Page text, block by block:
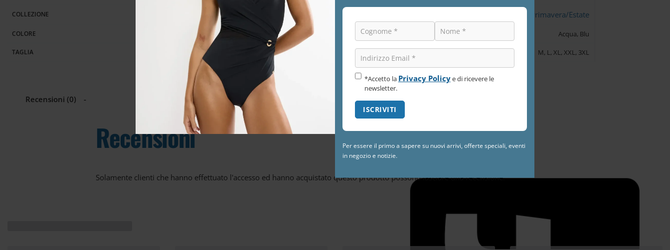
: si adatta armoniosamente a ogni silhouette
: perfetto per la casa, il tempo libero o le uscite informali
, sinonimo di qualità e attenzione ai dettagli
Chi ama vestire comoda senza rinunciare allo stile
COLLEZIONE Primavera/Estate
COLORE Acqua, Blu
TAGLIA M, L, XL, XXL, 3XL
Recensioni (0)
Recensioni Non ci sono ancora recensioni.
Solamente clienti che hanno effettuato l'accesso ed hanno acquistato questo prodotto possono lasciare una recensione.
*Accetto la Privacy Policye di ricevere le
newsletter.
Per essere il primo a sapere su nuovi arrivi, offerte speciali, eventi
in negozio e notizie.